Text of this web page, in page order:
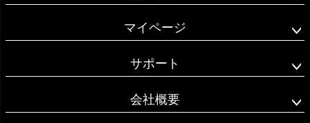
マイページ
サポート
会社概要